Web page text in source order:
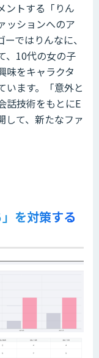
ントする「りん
ッションへのア
ではりんなに、
、10代の女の子
味をキャラクタ
います。「意外と
話技術をもとにE
して、新たなファ
を対策する